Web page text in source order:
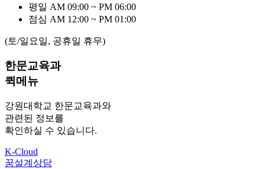
평일 AM 09:00 ~ PM 06:00
점심 AM 12:00 ~ PM 01:00
(토/일요일, 공휴일 휴무)
한문교육과
퀵메뉴
강원대학교 한문교육과와
관련된 정보를
확인하실 수 있습니다.
K-Cloud
꿈설계상담